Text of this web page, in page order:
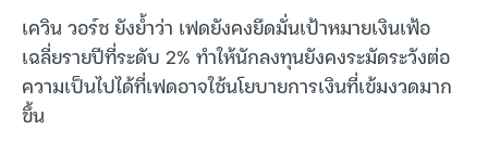
เควิน วอร์ช ยังย้ำว่า เฟดยังคงยึดมั่นเป้าหมายเงินเฟ้อ
เฉลี่ยรายปีที่ระดับ 2% ทำให้นักลงทุนยังคงระมัดระวังต่อ
ความเป็นไปได้ที่เฟดอาจใช้นโยบายการเงินที่เข้มงวดมาก
ขึ้น